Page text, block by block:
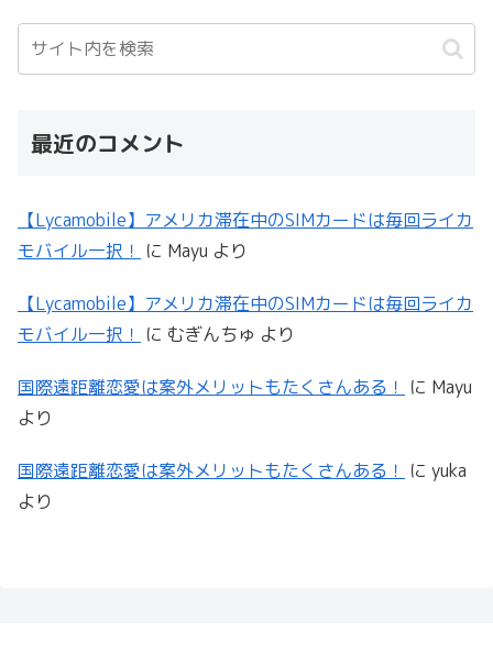
最近のコメント
【Lycamobile】アメリカ滞在中のSIMカードは毎回ライカ
モバイル一択！ に Mayu より
【Lycamobile】アメリカ滞在中のSIMカードは毎回ライカ
モバイル一択！ に むぎんちゅ より
国際遠距離恋愛は案外メリットもたくさんある！ に Mayu
より
国際遠距離恋愛は案外メリットもたくさんある！ に yuka
より